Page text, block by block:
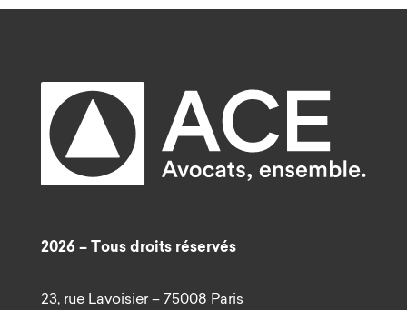
2026 – Tous droits réservés
23, rue Lavoisier – 75008 Paris